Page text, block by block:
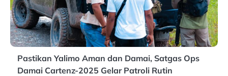
Pastikan Yalimo Aman dan Damai, Satgas Ops
Damai Cartenz-2025 Gelar Patroli Rutin